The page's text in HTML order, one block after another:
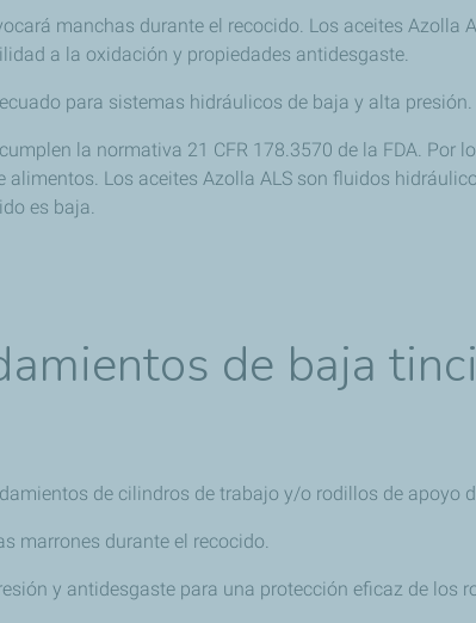
manchas durante el recocido. Los aceites Azolla
a la oxidación y propiedades antidesgaste.
para sistemas hidráulicos de baja y alta presión.
la normativa 21 CFR 178.3570 de la FDA.
Los aceites Azolla ALS son fluidos
es baja.
de baja
de cilindros de trabajo y/o rodillos de apoyo
marrones durante el recocido.
y antidesgaste para una protección eficaz de los